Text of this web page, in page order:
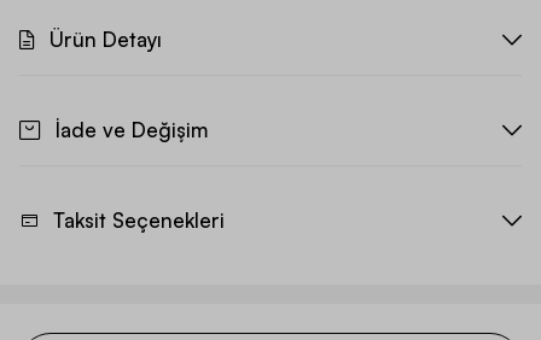
Ürün Detayı
İade ve Değişim
Taksit Seçenekleri